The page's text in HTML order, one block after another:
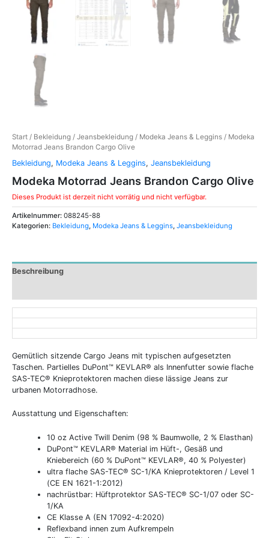
Start / Bekleidung / Jeansbekleidung / Modeka Jeans & Leggins / Modeka
Motorrad Jeans Brandon Cargo Olive
Bekleidung, Modeka Jeans & Leggins, Jeansbekleidung
Modeka Motorrad Jeans Brandon Cargo Olive
Dieses Produkt ist derzeit nicht vorrätig und nicht verfügbar.
Artikelnummer: 088245-88
Kategorien: Bekleidung, Modeka Jeans & Leggins, Jeansbekleidung
Beschreibung
Gemütlich sitzende Cargo Jeans mit typischen aufgesetzten
Taschen. Partielles DuPont™ KEVLAR® als Innenfutter sowie flache
SAS-TEC® Knieprotektoren machen diese lässige Jeans zur
urbanen Motorradhose.
Ausstattung und Eigenschaften:
10 oz Active Twill Denim (98 % Baumwolle, 2 % Elasthan)
DuPont™ KEVLAR® Material im Hüft-, Gesäß und
Kniebereich (60 % DuPont™ KEVLAR®, 40 % Polyester)
ultra flache SAS-TEC® SC-1/KA Knieprotektoren / Level 1
(CE EN 1621-1:2012)
nachrüstbar: Hüftprotektor SAS-TEC® SC-1/07 oder SC-
1/KA
CE Klasse A (EN 17092-4:2020)
Reflexband innen zum Aufkrempeln